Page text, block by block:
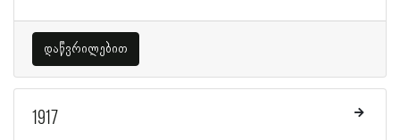
დაწვრილებით
1917